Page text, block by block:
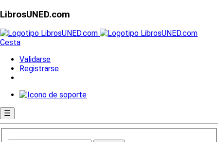
LibrosUNED.com
Cesta
Validarse
Registrarse
☰